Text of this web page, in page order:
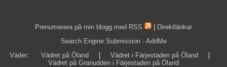
Prenumerera på min blogg med RSS
Direktlänkar
Search Engine Submission - AddMe
Väder: Vädret på Öland Vädret i Färjestaden på Öland
Vädret på Granudden i Färjestaden på Öland